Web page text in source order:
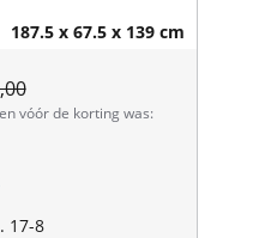
187.5 x 67.5 x 139 cm
vóór de korting was:
17-8